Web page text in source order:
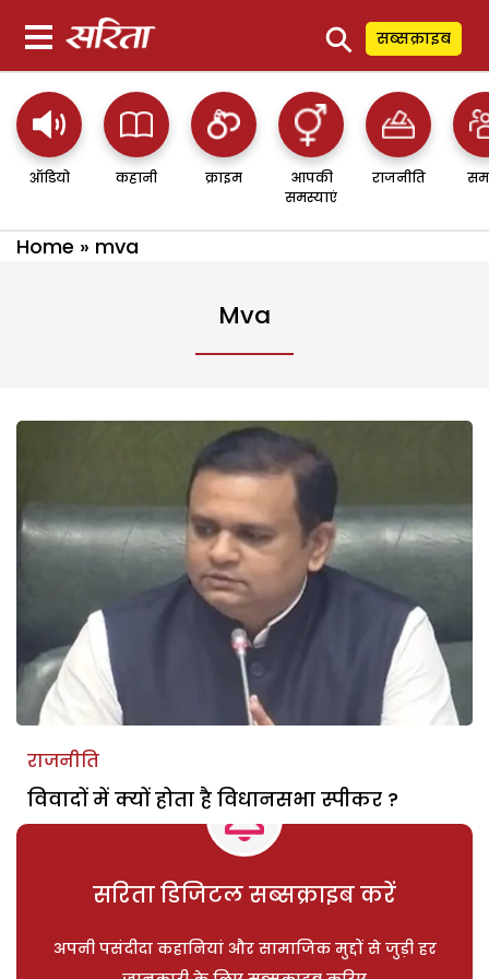
⚲ सब्सक्राइब
ऑडियो कहानी क्राइम
आपकी
समस्याएं
राजनीति
Home » mva
Mva
राजनीति
विवादों में क्यों होता है विधानसभा स्पीकर ?
सरिता डिजिटल सब्सक्राइब करें
अपनी पसंदीदा कहानियां और सामाजिक मुद्दों से जुड़ी हर